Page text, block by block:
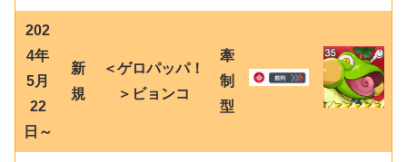
202
4年
5月
22
日～
新
規
＜ゲロパッパ！
＞ビョンコ
牽
制
型